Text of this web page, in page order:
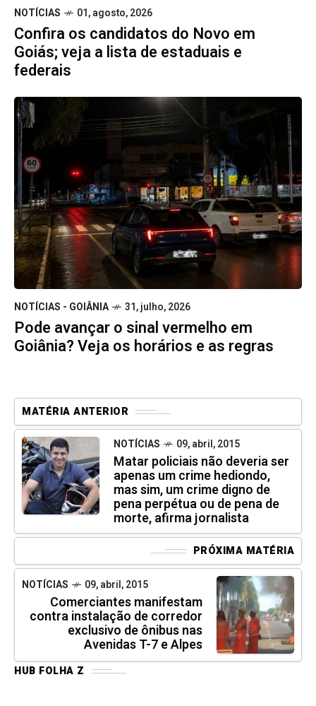
NOTÍCIAS 01, agosto, 2026
Confira os candidatos do Novo em
Goiás; veja a lista de estaduais e
federais
NOTÍCIAS - GOIÂNIA 31, julho, 2026
Pode avançar o sinal vermelho em
Goiânia? Veja os horários e as regras
MATÉRIA ANTERIOR
NOTÍCIAS 09, abril, 2015
Matar policiais não deveria ser
apenas um crime hediondo,
mas sim, um crime digno de
pena perpétua ou de pena de
morte, afirma jornalista
PRÓXIMA MATÉRIA
NOTÍCIAS 09, abril, 2015
Comerciantes manifestam
contra instalação de corredor
exclusivo de ônibus nas
Avenidas T-7 e Alpes
HUB FOLHA Z